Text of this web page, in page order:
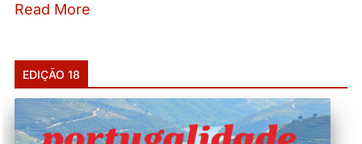
Read More
EDIÇÃO 18